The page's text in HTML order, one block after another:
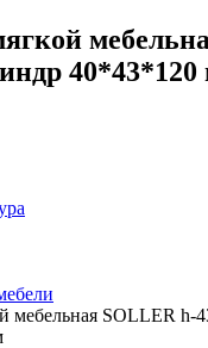
мебельная SOLLER h-